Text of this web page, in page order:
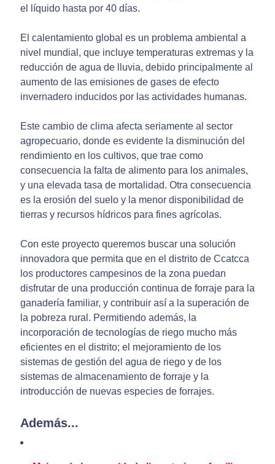
el líquido hasta por 40 días.
El calentamiento global es un problema ambiental a
nivel mundial, que incluye temperaturas extremas y la
reducción de agua de lluvia, debido principalmente al
aumento de las emisiones de gases de efecto
invernadero inducidos por las actividades humanas.
Este cambio de clima afecta seriamente al sector
agropecuario, donde es evidente la disminución del
rendimiento en los cultivos, que trae como
consecuencia la falta de alimento para los animales,
y una elevada tasa de mortalidad. Otra consecuencia
es la erosión del suelo y la menor disponibilidad de
tierras y recursos hídricos para fines agrícolas.
Con este proyecto queremos buscar una solución
innovadora que permita que en el distrito de Ccatcca
los productores campesinos de la zona puedan
disfrutar de una producción continua de forraje para la
ganadería familiar, y contribuir así a la superación de
la pobreza rural. Permitiendo además, la
incorporación de tecnologías de riego mucho más
eficientes en el distrito; el mejoramiento de los
sistemas de gestión del agua de riego y de los
sistemas de almacenamiento de forraje y la
introducción de nuevas especies de forrajes.
Además...